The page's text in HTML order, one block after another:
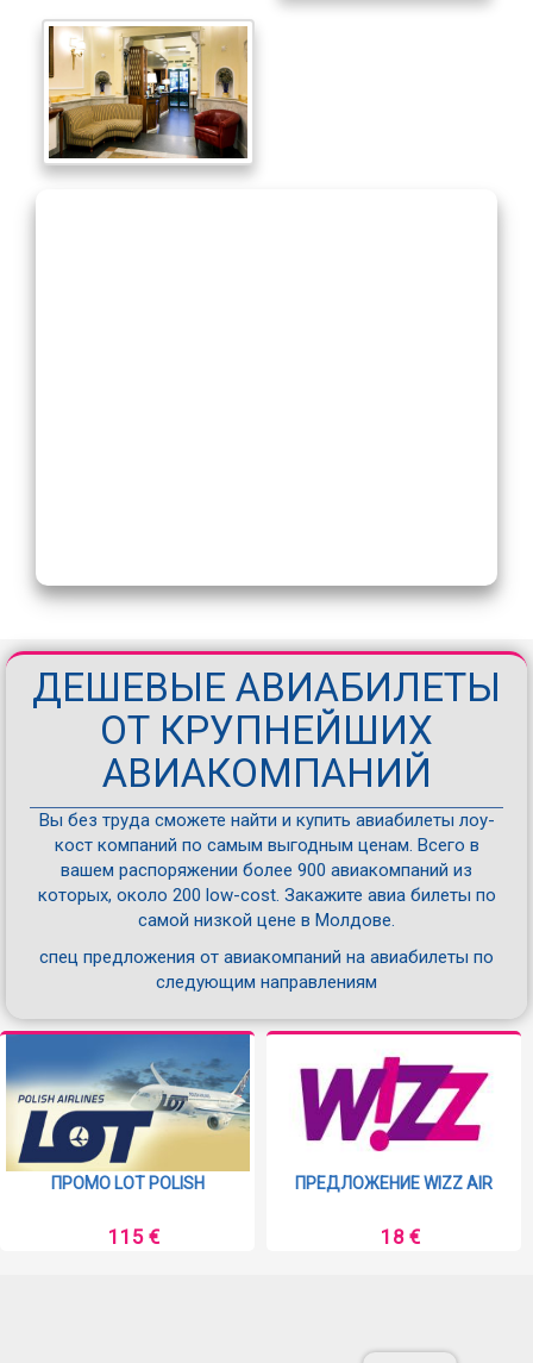
ДЕШЕВЫЕ АВИАБИЛЕТЫ
ОТ КРУПНЕЙШИХ
АВИАКОМПАНИЙ
Вы без труда сможете найти и купить авиабилеты лоу-
кост компаний по самым выгодным ценам. Всего в
вашем распоряжении более 900 авиакомпаний из
которых, около 200 low-cost. Закажите авиа билеты по
самой низкой цене в Молдове.
спец предложения от авиакомпаний на авиабилеты по
следующим направлениям
ПРОМО LOT POLISH
115 €
ПРЕДЛОЖЕНИЕ WIZZ AIR
18 €